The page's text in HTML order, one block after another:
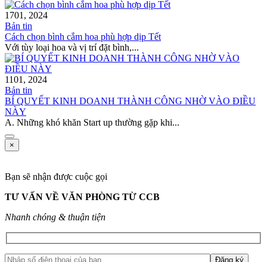
1701, 2024
Bản tin
Cách chọn bình cắm hoa phù hợp dịp Tết
Với tùy loại hoa và vị trí đặt bình,...
1101, 2024
Bản tin
BÍ QUYẾT KINH DOANH THÀNH CÔNG NHỜ VÀO ĐIỀU
NÀY
A. Những khó khăn Start up thường gặp khi...
×
Bạn sẽ nhận được cuộc gọi
TƯ VẤN VỀ VĂN PHÒNG TỪ CCB
Nhanh chóng & thuận tiện